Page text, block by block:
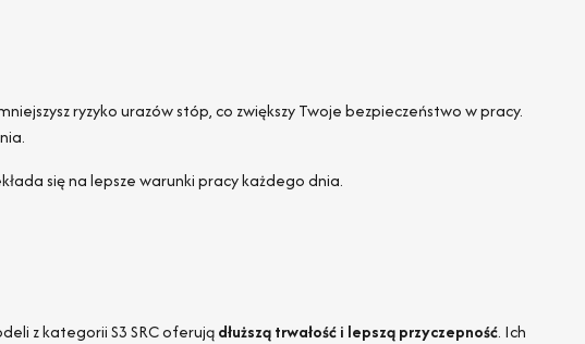
ryzyko urazów stóp, co zwiększy Twoje bezpieczeństwo w pracy.
się na lepsze warunki pracy każdego dnia.
z kategorii S3 SRC oferujądłuższą trwałość i lepszą przyczepność. Ich